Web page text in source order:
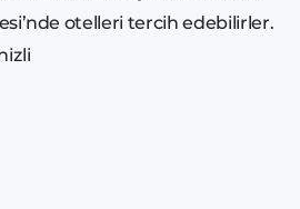
otelleri tercih edebilirler.